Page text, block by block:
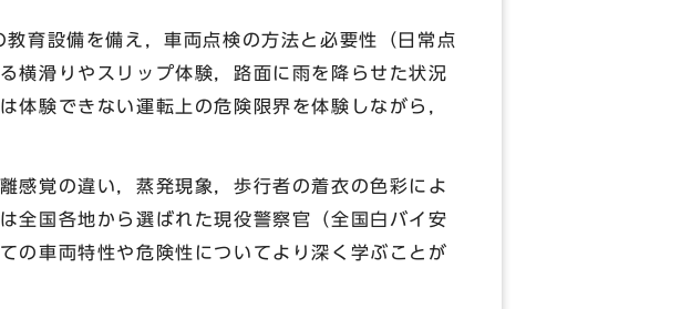
育設備を備え，車両点検の方法と必要性（日常点
横滑りやスリップ体験，路面に雨を降らせた状況
体験できない運転上の危険限界を体験しながら，
覚の違い，蒸発現象，歩行者の着衣の色彩によ
全国各地から選ばれた現役警察官（全国白バイ安
の車両特性や危険性についてより深く学ぶことが